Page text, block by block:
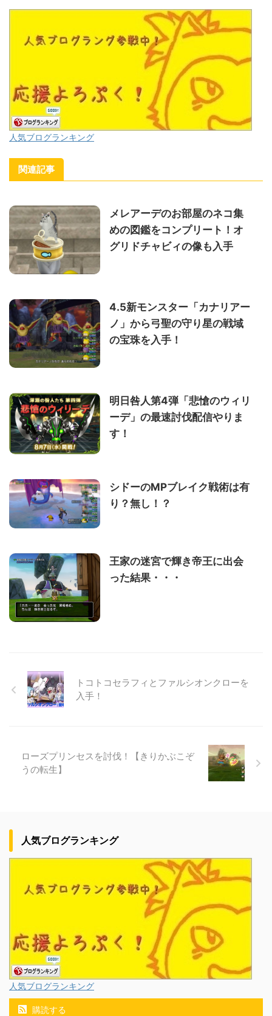
人気ブログランキング
関連記事
メレアーデのお部屋のネコ集
めの図鑑をコンプリート！オ
グリドチャビィの像も入手
4.5新モンスター「カナリアー
ノ」から弓聖の守り星の戦域
の宝珠を入手！
明日咎人第4弾「悲愴のウィリ
ーデ」の最速討伐配信やりま
す！
シドーのMPブレイク戦術は有
り？無し！？
王家の迷宮で輝き帝王に出会
った結果・・・
トコトコセラフィとファルシオンクローを
入手！
ローズプリンセスを討伐！【きりかぶこぞ
うの転生】
人気ブログランキング
人気ブログランキング
購読する